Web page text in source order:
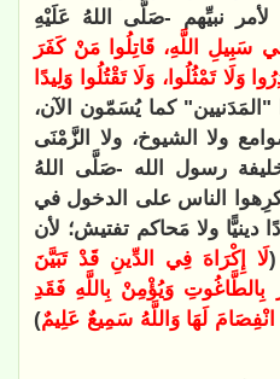
لأمر نبيِّهم -صَلَّى اللهُ عَلَيْهِ
سَبِيلِ اللَّهِ، قَاتِلُوا مَنْ كَفَرَ
وَلَا تَمْثُلُوا، وَلَا تَقْتُلُوا وَلِيدًا
"المَدَنيين" كما يُسَمّون الآن،
ولا الشيوخ، ولا الزَّمْنَى
خليفة رسول الله -صَلَّى اللهُ
الناس على الدخول في
دينيًّا ولا مَحاكم تفتيش؛ لأن
(لَا إِكْرَاهَ فِي الدِّينِ قَدْ تَبَيَّنَ
وَيُؤْمِنْ بِاللَّهِ فَقَدِ
لَهَا وَاللَّهُ سَمِيعٌ عَلِيمٌ)